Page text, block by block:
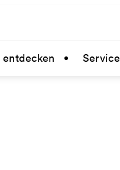
entdecken Service